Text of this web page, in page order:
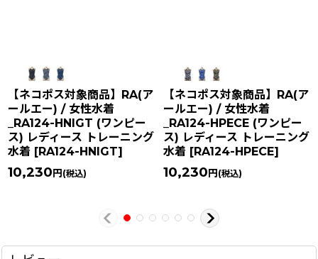
【ネコポス対象商品】RA(ア
ールエー) / 女性水着
_RA124-HNIGT (ワンピー
ス) レディース トレーニング
水着 [RA124-HNIGT]
10,230円 (税込)
【ネコポス対象商品】RA(ア
ールエー) / 女性水着
_RA124-HPECE (ワンピー
ス) レディース トレーニング
水着 [RA124-HPECE]
10,230円 (税込)